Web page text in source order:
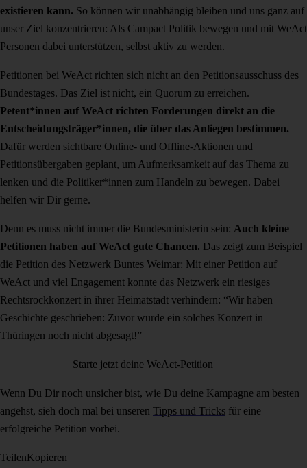
existieren kann. So können wir unabhängig bleiben und uns ganz auf
unser Ziel konzentrieren: Als Campact Politik bewegen und mit WeAct
Personen dabei unterstützen, selbst aktiv zu werden.
Petitionen bei WeAct richten sich nicht an den Petitionsausschuss des
Bundestages. Das Ziel ist nicht, ein Quorum zu erreichen.
Petent*innen auf WeAct richten Forderungen direkt an die
Entscheidungsträger*innen, die über das Anliegen bestimmen.
Dafür werden sichtbare Online- und Offline-Aktionen und
Petitionsübergaben geplant, um Aufmerksamkeit auf das Thema zu
lenken und die Politiker*innen zum Handeln zu bewegen. Dabei
helfen wir Dir gerne.
Denn es muss nicht immer die Bundesministerin sein: Auch kleine
Petitionen haben auf WeAct gute Chancen. Das zeigt zum Beispiel
die Petition des Netzwerk Buntes Weimar: Mit einer Petition auf
WeAct und viel Engagement konnte das Netzwerk ein riesiges
Rechtsrockkonzert in ihrer Heimatstadt verhindern: “Wir haben
Geschichte geschrieben: Zuvor wurde ein solches Konzert in
Thüringen noch nicht abgesagt!”
Starte jetzt deine WeAct-Petition
Wenn Du Dir noch unsicher bist, wie Du deine Kampagne am besten
angehst, sieh doch mal bei unseren Tipps und Tricks für eine
erfolgreiche Petition vorbei.
TeilenKopieren